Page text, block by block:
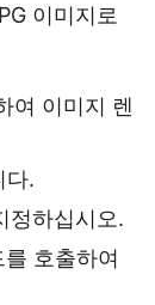
이미지로
여 이미지 렌
다.
정하십시오.
호출하여